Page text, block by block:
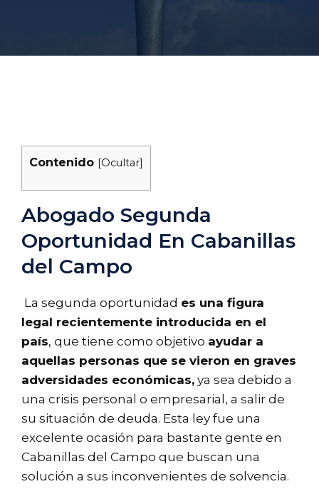
Contenido [Ocultar]
Abogado Segunda
Oportunidad En Cabanillas
del Campo
La segunda oportunidad es una figura
legal recientemente introducida en el
país, que tiene como objetivo ayudar a
aquellas personas que se vieron en graves
adversidades económicas, ya sea debido a
una crisis personal o empresarial, a salir de
su situación de deuda. Esta ley fue una
excelente ocasión para bastante gente en
Cabanillas del Campo que buscan una
solución a sus inconvenientes de solvencia.